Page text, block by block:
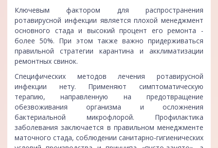
Ключевым фактором для распространения
ротавирусной инфекции является плохой менеджмент
основного стада и высокий процент его ремонта -
более 50%. При этом также важно придерживаться
правильной стратегии карантина и акклиматизации
ремонтных свинок.
Специфических методов лечения ротавирусной
инфекции нету. Применяют симптоматическую
терапию, направленную на предотвращение
обезвоживания организма и осложнения
бактериальной микрофлорой. Профилактика
заболевания заключается в правильном менеджменте
маточного стада, соблюдении санитарно-гигиенических